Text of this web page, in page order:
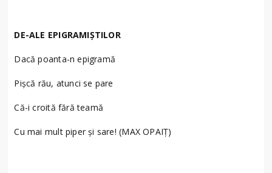
DE-ALE EPIGRAMIȘTILOR
Dacă poanta-n epigramă
Pișcă rău, atunci se pare
Că-i croită fără teamă
Cu mai mult piper și sare! (MAX OPAIȚ)